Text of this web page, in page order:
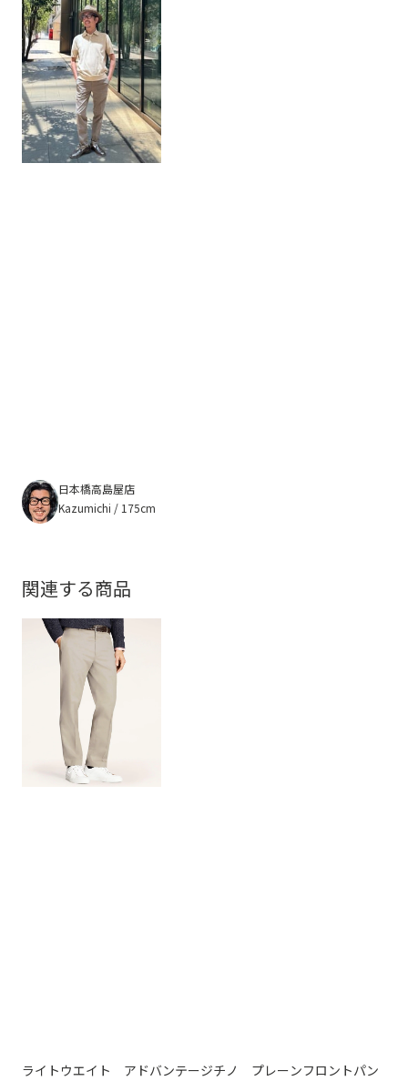
日本橋高島屋店
Kazumichi / 175cm
関連する商品
ライトウエイト アドバンテージチノ プレーンフロントパン